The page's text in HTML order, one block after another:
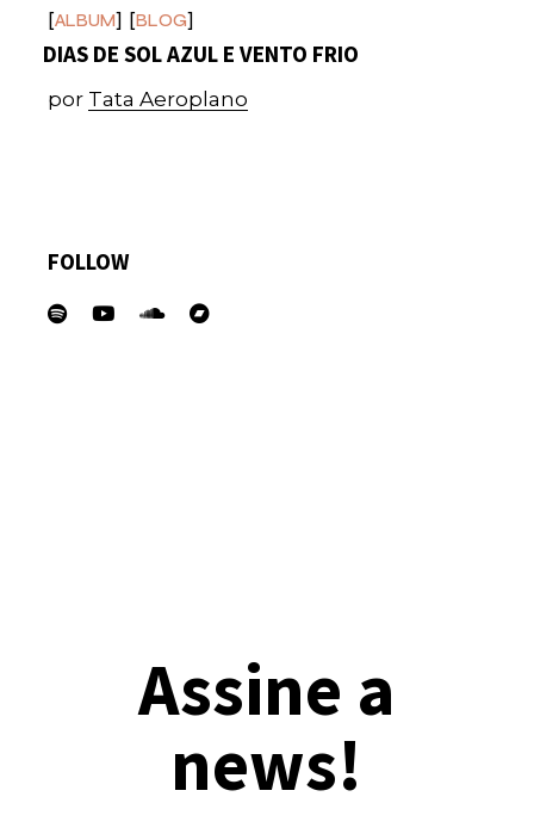
ALBUM BLOG
DIAS DE SOL AZUL E VENTO FRIO
por Tata Aeroplano
FOLLOW
Assine a
news!